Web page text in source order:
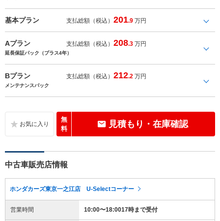
基本プラン 支払総額（税込）201.9 万円
Aプラン 支払総額（税込）208.3 万円
延長保証パック（プラス4年）
Bプラン 支払総額（税込）212.2 万円
メンテナンスパック
無
料
見積もり・在庫確認
中古車販売店情報
ホンダカーズ東京一之江店 U-Selectコーナー
営業時間 10:00〜18:0017時まで受付